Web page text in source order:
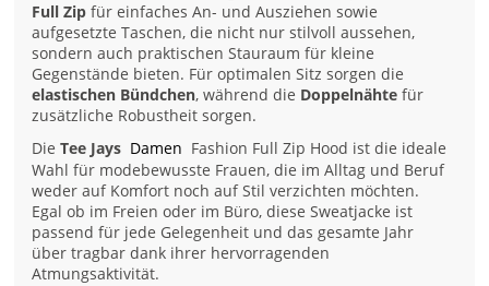
Full Zip für einfaches An- und Ausziehen sowie
aufgesetzte Taschen, die nicht nur stilvoll aussehen,
sondern auch praktischen Stauraum für kleine
Gegenstände bieten. Für optimalen Sitz sorgen die
elastischen Bündchen, während die Doppelnähte für
zusätzliche Robustheit sorgen.
DieTee Jays Damen Fashion Full Zip Hood ist die ideale
Wahl für modebewusste Frauen, die im Alltag und Beruf
weder auf Komfort noch auf Stil verzichten möchten.
Egal ob im Freien oder im Büro, diese Sweatjacke ist
passend für jede Gelegenheit und das gesamte Jahr
über tragbar dank ihrer hervorragenden
Atmungsaktivität.